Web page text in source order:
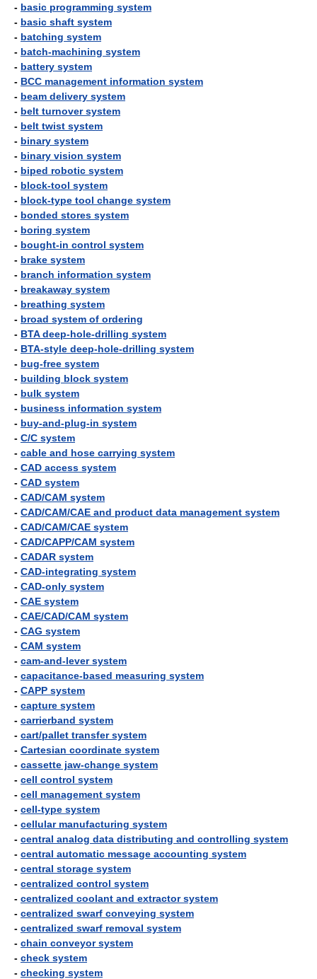
- basic programming system
- basic shaft system
- batching system
- batch-machining system
- battery system
- BCC management information system
- beam delivery system
- belt turnover system
- belt twist system
- binary system
- binary vision system
- biped robotic system
- block-tool system
- block-type tool change system
- bonded stores system
- boring system
- bought-in control system
- brake system
- branch information system
- breakaway system
- breathing system
- broad system of ordering
- BTA deep-hole-drilling system
- BTA-style deep-hole-drilling system
- bug-free system
- building block system
- bulk system
- business information system
- buy-and-plug-in system
- C/C system
- cable and hose carrying system
- CAD access system
- CAD system
- CAD/CAM system
- CAD/CAM/CAE and product data management system
- CAD/CAM/CAE system
- CAD/CAPP/CAM system
- CADAR system
- CAD-integrating system
- CAD-only system
- CAE system
- CAE/CAD/CAM system
- CAG system
- CAM system
- cam-and-lever system
- capacitance-based measuring system
- CAPP system
- capture system
- carrierband system
- cart/pallet transfer system
- Cartesian coordinate system
- cassette jaw-change system
- cell control system
- cell management system
- cell-type system
- cellular manufacturing system
- central analog data distributing and controlling system
- central automatic message accounting system
- central storage system
- centralized control system
- centralized coolant and extractor system
- centralized swarf conveying system
- centralized swarf removal system
- chain conveyor system
- check system
- checking system